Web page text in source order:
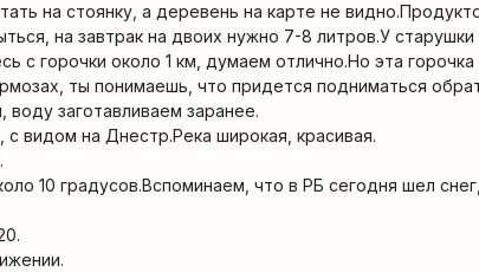
на стоянку, а деревень на карте не
на завтрак на двоих нужно 7-8 литров.У
с горочки около 1 км, думаем отлично.Но эта
ты понимаешь, что придется подниматься
заготавливаем заранее.
видом на Днестр.Река широкая, красивая.
10 градусов.Вспоминаем, что в РБ сегодня шел